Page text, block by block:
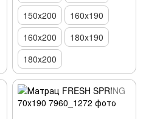
150x200
160x190
160x200
180x190
180х200